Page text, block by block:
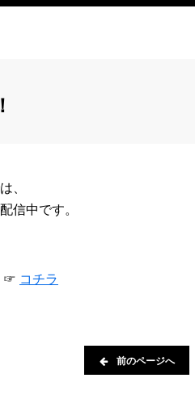
、
信中です。
☞ コチラ
前のページへ